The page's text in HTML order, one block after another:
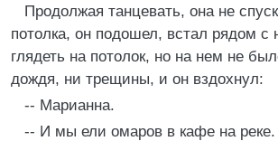
Продолжая танцевать, она не
потолка, он подошел, встал рядом с
глядеть на потолок, но на нем не
дождя, ни трещины, и он вздохнул:
-- Марианна.
-- И мы ели омаров в кафе на реке.